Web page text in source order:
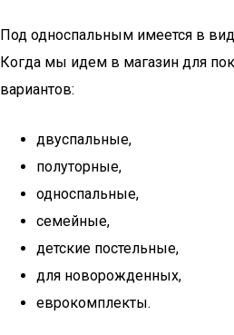
Под односпальным имеется в
Когда мы идем в магазин для
вариантов:
двуспальные,
полуторные,
односпальные,
семейные,
детские постельные,
для новорожденных,
еврокомплекты.